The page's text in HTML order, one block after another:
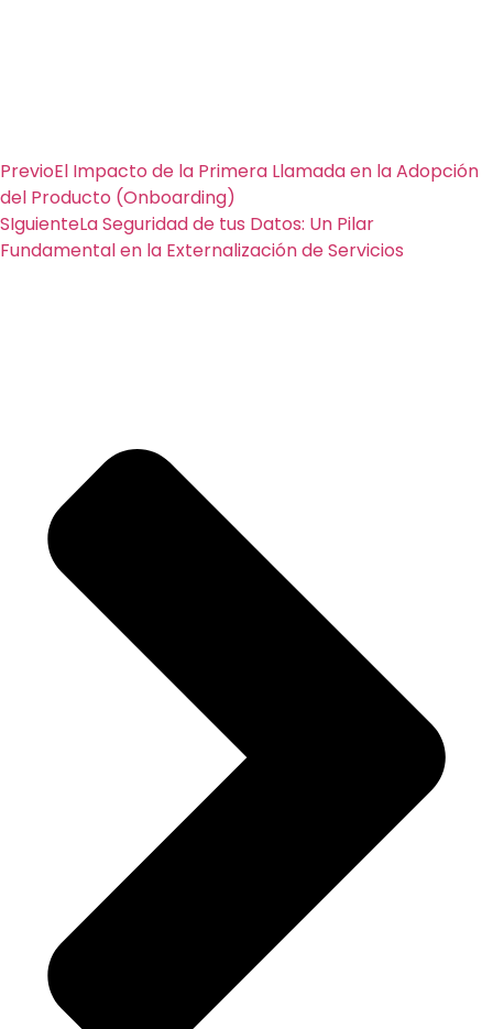
PrevioEl Impacto de la Primera Llamada en la Adopción
del Producto (Onboarding)
SIguienteLa Seguridad de tus Datos: Un Pilar
Fundamental en la Externalización de Servicios